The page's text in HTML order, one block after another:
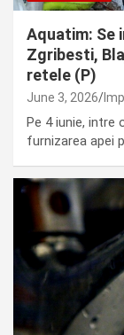
Aquatim: Se
Zgribesti,
retele (P)
June 3, 2026
Pe 4 iunie, intre
furnizarea apei